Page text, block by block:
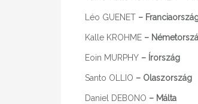
Léo GUENET –
Kalle KROHME –
Eoin MURPHY – Írország
Santo OLLIO – Olaszország
Daniel DEBONO – Málta